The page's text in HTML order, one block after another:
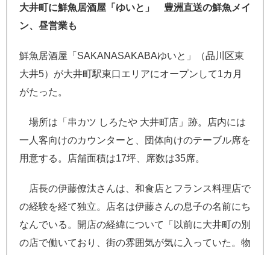
大井町に鮮魚居酒屋「ゆいと」 豊洲直送の鮮魚メイ
ン、昼営業も
鮮魚居酒屋「SAKANASAKABAゆいと」（品川区東
大井5）が大井町駅東口エリアにオープンして1カ月
がたった。
場所は「串カツ しろたや 大井町店」跡。店内には
一人客向けのカウンターと、団体向けのテーブル席を
用意する。店舗面積は17坪、席数は35席。
店長の伊藤僚汰さんは、和食店とフランス料理店で
の経験を経て独立。店名は伊藤さんの息子の名前にち
なんでいる。開店の経緯について「以前に大井町の別
の店で働いており、街の雰囲気が気に入っていた。物